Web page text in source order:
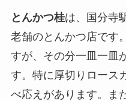
とんかつ桂は、国分寺
老舗のとんかつ店です
すが、その分一皿一皿
す。特に厚切りロース
べ応えがあります。ま